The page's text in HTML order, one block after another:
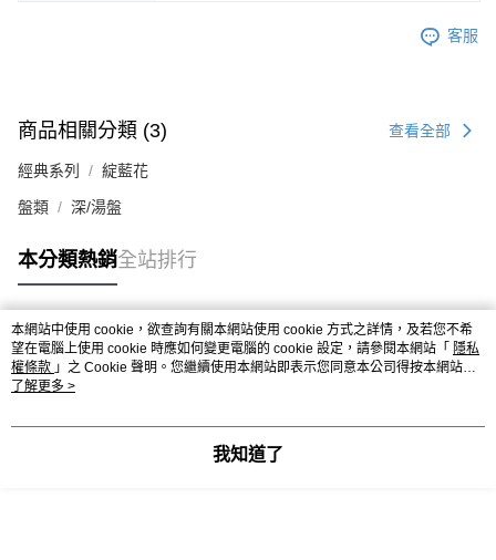
客服
商品相關分類 (3) 查看全部
經典系列 綻藍花
盤類 深/湯盤
本分類熱銷全站排行
熱門標籤
本網站中使用 cookie，欲查詢有關本網站使用 cookie 方式之詳情，及若您不希
望在電腦上使用 cookie 時應如何變更電腦的 cookie 設定，請參閱本網站「 隱私
權條款 」之 Cookie 聲明。您繼續使用本網站即表示您同意本公司得按本網站使
用條款之 Cookie 聲明使用 cookie。
了解更多 >
我知道了